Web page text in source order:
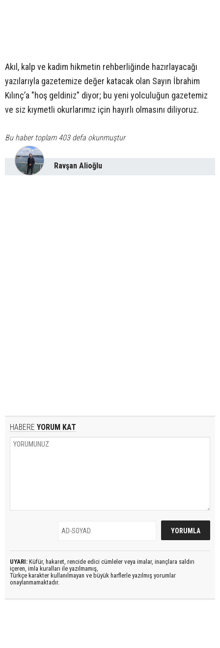
Akıl, kalp ve kadim hikmetin rehberliğinde hazırlayacağı
yazılarıyla gazetemize değer katacak olan Sayın İbrahim
Kılınç’a "hoş geldiniz" diyor; bu yeni yolculuğun gazetemiz
ve siz kıymetli okurlarımız için hayırlı olmasını diliyoruz.
Bu haber toplam 403 defa okunmuştur
Ravşan Alioğlu
HABERE YORUM KAT
UYARI: Küfür, hakaret, rencide edici cümleler veya imalar, inançlara saldırı
içeren, imla kuralları ile yazılmamış,
Türkçe karakter kullanılmayan ve büyük harflerle yazılmış yorumlar
onaylanmamaktadır.